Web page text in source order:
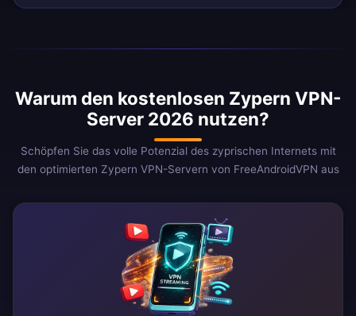
Warum den kostenlosen Zypern VPN-
Server 2026 nutzen?
Schöpfen Sie das volle Potenzial des zyprischen Internets mit
den optimierten Zypern VPN-Servern von FreeAndroidVPN aus